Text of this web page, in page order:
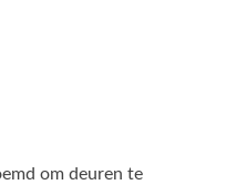
om deuren te